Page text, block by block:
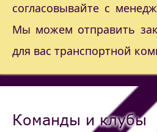
согласовывайте с
Мы можем отправить
для вас транспортной
Команды и клубы